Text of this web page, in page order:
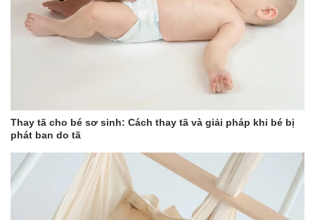
Thay tã cho bé sơ sinh: Cách thay tã và giải pháp khi bé bị
phát ban do tã